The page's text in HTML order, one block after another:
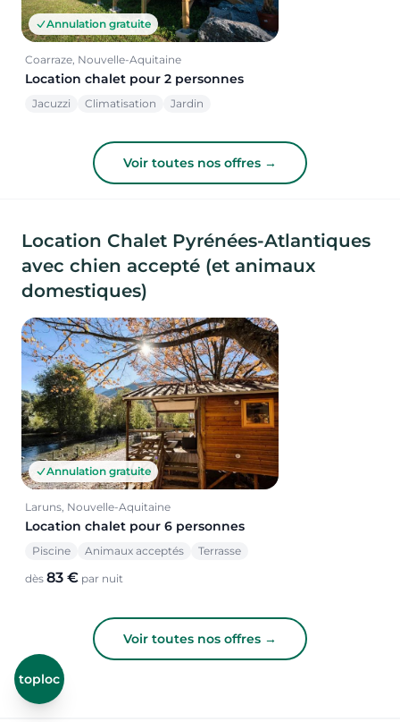
Annulation gratuite
Coarraze, Nouvelle-Aquitaine
Location chalet pour 2 personnes
Jacuzzi Climatisation Jardin
Voir toutes nos offres →
Location Chalet Pyrénées-Atlantiques
avec chien accepté (et animaux
domestiques)
Annulation gratuite
Laruns, Nouvelle-Aquitaine
Location chalet pour 6 personnes
Piscine Animaux acceptés Terrasse
dès 83 € par nuit
Voir toutes nos offres →
toploc